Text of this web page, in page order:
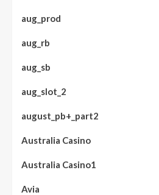
aug_prod
aug_rb
aug_sb
aug_slot_2
august_pb+_part2
Australia Casino
Australia Casino1
Avia